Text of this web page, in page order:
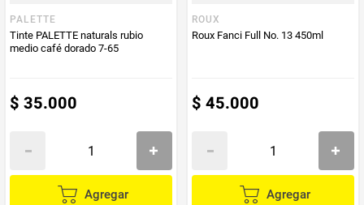
PALETTE
Tinte PALETTE naturals rubio
medio café dorado 7-65
$ 35.000
Agregar
ROUX
Roux Fanci Full No. 13 450ml
$ 45.000
Agregar